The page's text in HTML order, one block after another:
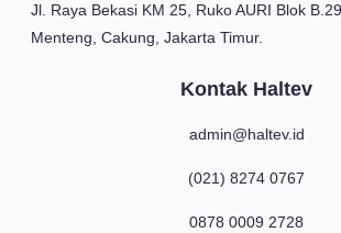
Jl. Raya Bekasi KM 25, Ruko AURI Blok
Menteng, Cakung, Jakarta Timur.
Kontak Haltev
admin@haltev.id
(021) 8274 0767
0878 0009 2728